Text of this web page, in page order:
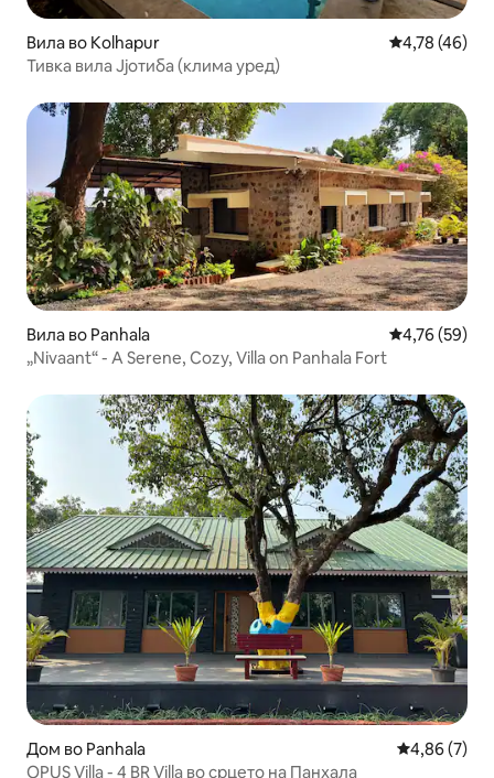
Вила во Kolhapur Просечна
4,78 (46)
Тивка вила Јјотиба (клима уред)
Вила во Panhala Просечна
4,76 (59)
„Nivaant“ - A Serene, Cozy, Villa on Panhala Fort
Дом во Panhala Просечна
4,86 (7)
OPUS Villa - 4 BR Villa во срцето на Панхала